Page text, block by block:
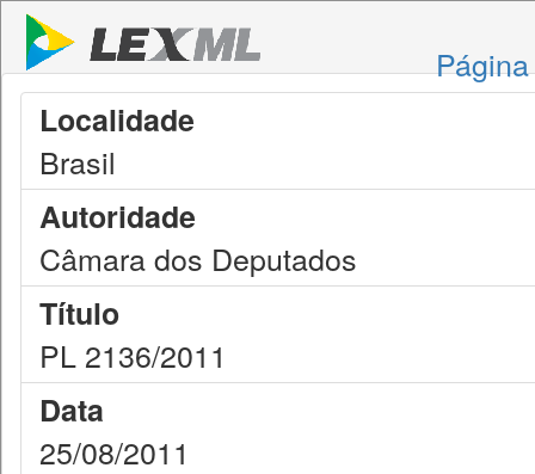
Localidade
Brasil
Autoridade
Câmara dos Deputados
Título
PL 2136/2011
Data
25/08/2011